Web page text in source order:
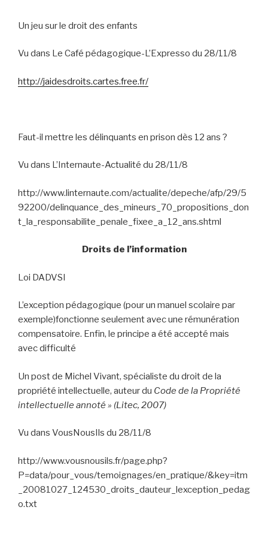
Un jeu sur le droit des enfants
Vu dans Le Café pédagogique-L’Expresso du 28/11/8
http://jaidesdroits.cartes.free.fr/
Faut-il mettre les délinquants en prison dès 12 ans ?
Vu dans L’Internaute-Actualité du 28/11/8
http://www.linternaute.com/actualite/depeche/afp/29/5
92200/delinquance_des_mineurs_70_propositions_don
t_la_responsabilite_penale_fixee_a_12_ans.shtml
Droits de l’information
Loi DADVSI
L’exception pédagogique (pour un manuel scolaire par
exemple)fonctionne seulement avec une rémunération
compensatoire. Enfin, le principe a été accepté mais
avec difficulté
Un post de Michel Vivant, spécialiste du droit de la
propriété intellectuelle, auteur du Code de la Propriété
intellectuelle annoté » (Litec, 2007)
Vu dans VousNousIls du 28/11/8
http://www.vousnousils.fr/page.php?
P=data/pour_vous/temoignages/en_pratique/&key=itm
_20081027_124530_droits_dauteur_lexception_pedag
o.txt